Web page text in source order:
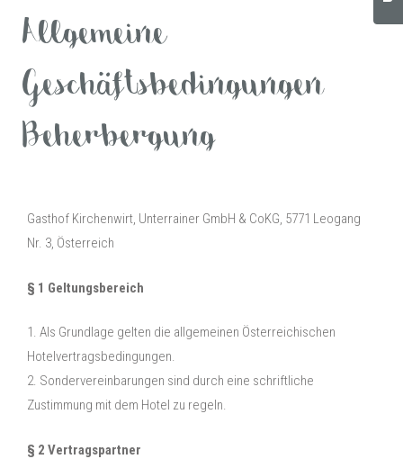
Allgemeine
Geschäftsbedingungen
Beherbergung
Gasthof Kirchenwirt, Unterrainer GmbH & CoKG, 5771 Leogang
Nr. 3, Österreich
§ 1 Geltungsbereich
1. Als Grundlage gelten die allgemeinen Österreichischen
Hotelvertragsbedingungen.
2. Sondervereinbarungen sind durch eine schriftliche
Zustimmung mit dem Hotel zu regeln.
§ 2 Vertragspartner